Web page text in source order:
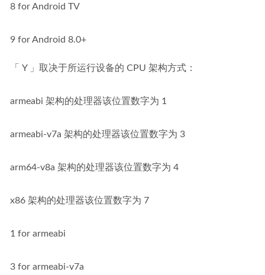
8 for Android TV
9 for Android 8.0+
「 Y 」取决于所运行设备的 CPU 架构方式：
armeabi 架构的处理器该位置数字为 1
armeabi-v7a 架构的处理器该位置数字为 3
arm64-v8a 架构的处理器该位置数字为 4
x86 架构的处理器该位置数字为 7
1 for armeabi
3 for armeabi-v7a